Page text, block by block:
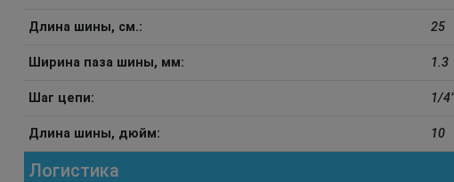
Длина шины, см.: 25
Ширина паза шины, мм: 1.3
Шаг цепи: 1/
Длина шины, дюйм: 10
Логистика